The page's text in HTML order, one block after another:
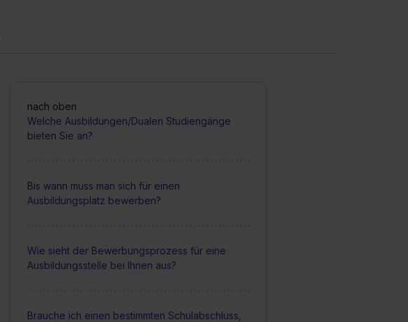
nach oben
Welche Ausbildungen/Dualen Studiengänge
bieten Sie an?
Bis wann muss man sich für einen
Ausbildungsplatz bewerben?
Wie sieht der Bewerbungsprozess für eine
Ausbildungsstelle bei Ihnen aus?
Brauche ich einen bestimmten Schulabschluss,